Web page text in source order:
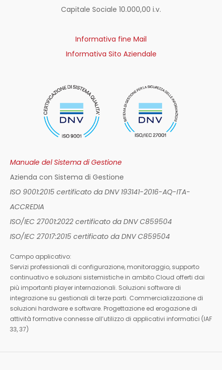
Capitale Sociale 10.000,00 i.v.
Informativa fine Mail
Informativa Sito Aziendale
Manuale del Sistema di Gestione
Azienda con Sistema di Gestione
ISO 9001:2015 certificato da DNV 193141-2016-AQ-ITA-
ACCREDIA
ISO/IEC 27001:2022 certificato da DNV C859504
ISO/IEC 27017:2015 certificato da DNV C859504
Campo applicativo:
Servizi professionali di configurazione, monitoraggio, supporto
continuativo e soluzioni sistemistiche in ambito Cloud offerti dai
più importanti player internazionali. Soluzioni software di
integrazione su gestionali di terze parti. Commercializzazione di
soluzioni hardware e software. Progettazione ed erogazione di
attività formative connesse all’utilizzo di applicativi informatici (IAF
33, 37)